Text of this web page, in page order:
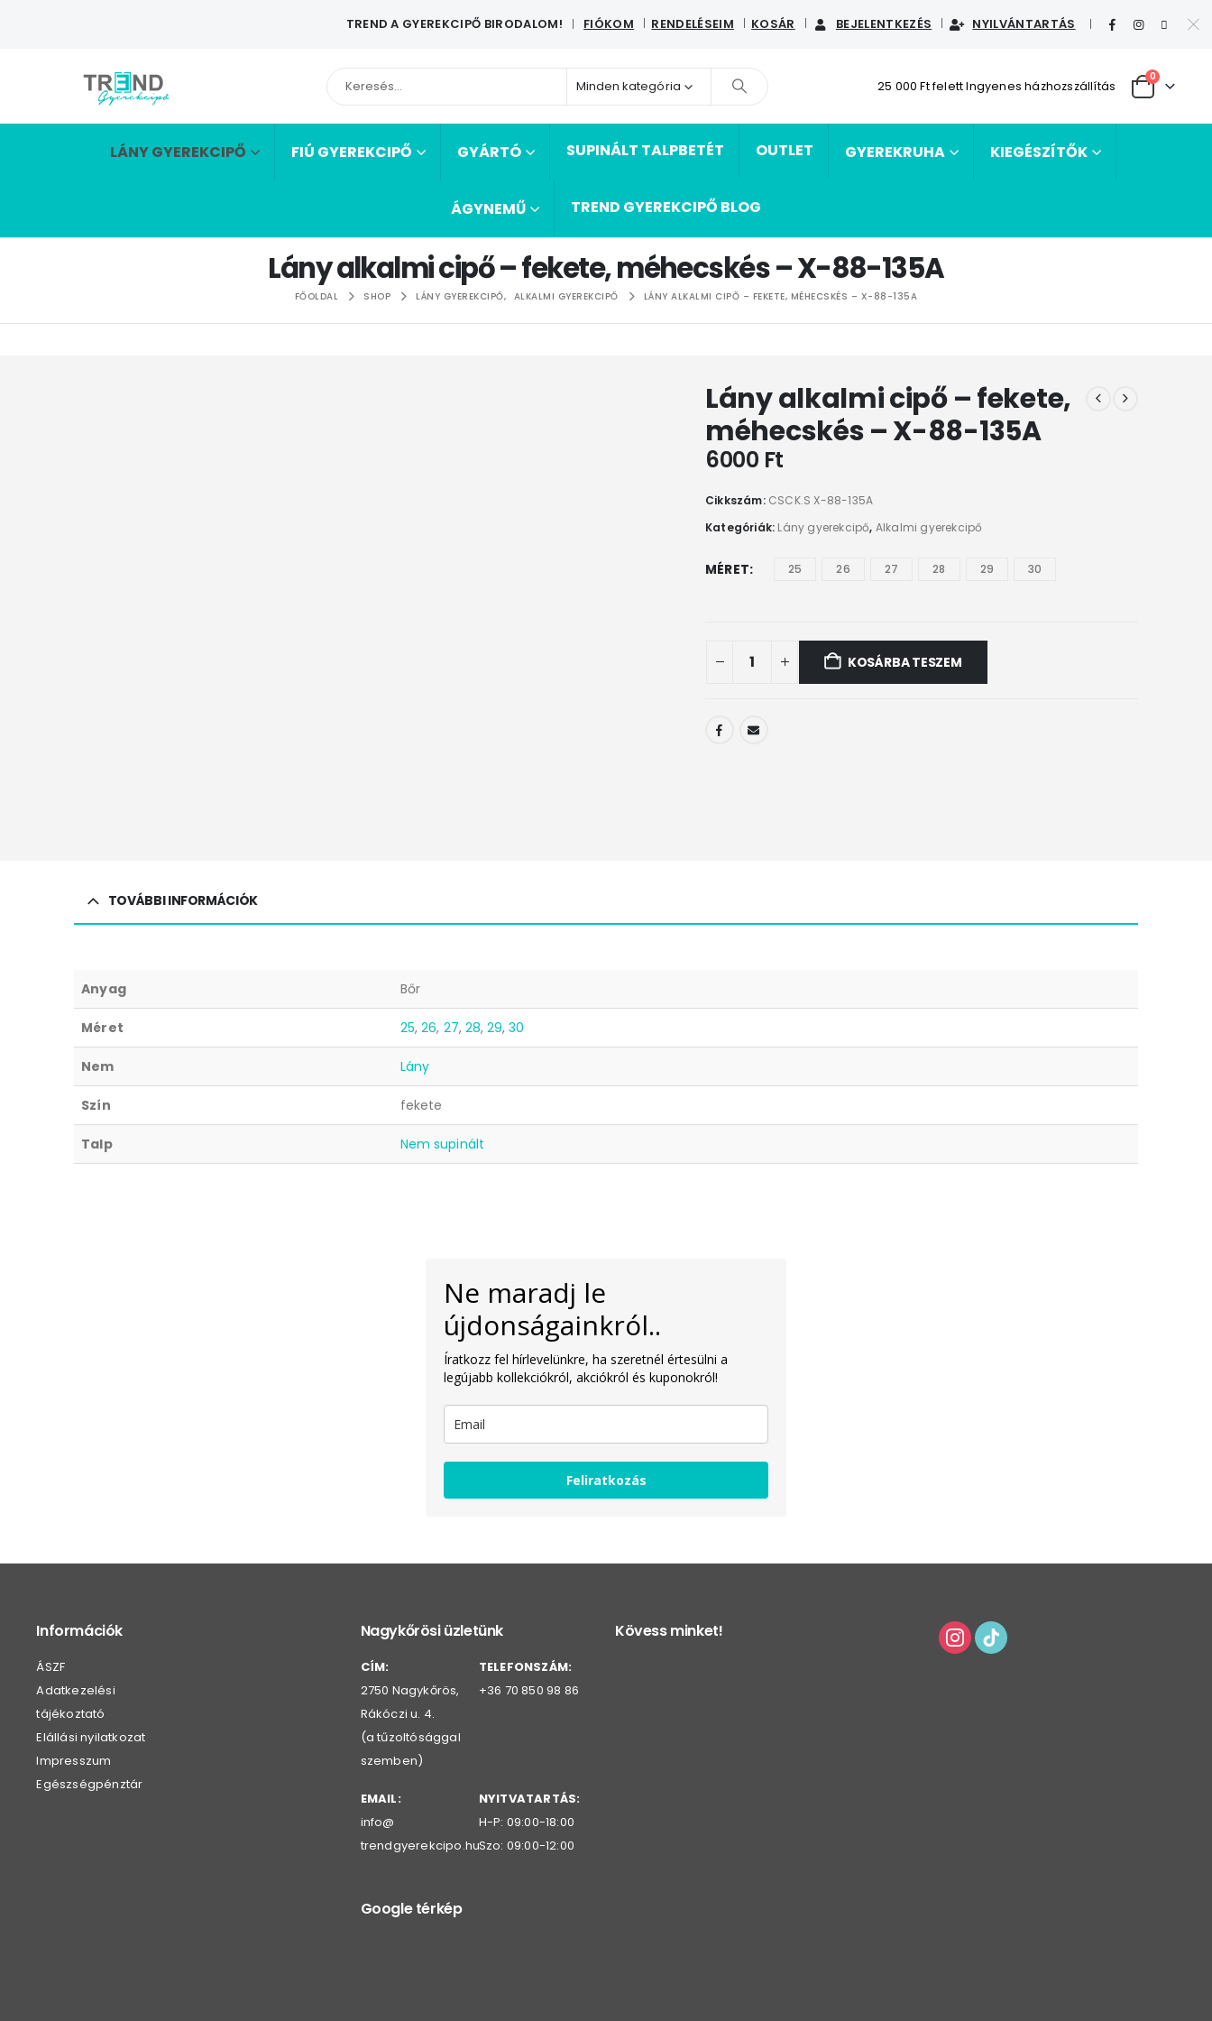
TREND A GYEREKCIPŐ BIRODALOM! | FIÓKOM RENDELÉSEIM KOSÁR BEJELENTKEZÉS NYILVÁNTARTÁS |
Minden kategória 25 000 Ft felett Ingyenes házhozszállítás
0
LÁNY GYEREKCIPŐ FIÚ GYEREKCIPŐ GYÁRTÓ SUPINÁLT TALPBETÉT OUTLET GYEREKRUHA KIEGÉSZÍTŐK
ÁGYNEMŰ TREND GYEREKCIPŐ BLOG
Lány alkalmi cipő – fekete, méhecskés – X-88-135A
FŐOLDAL SHOP LÁNY GYEREKCIPŐ, ALKALMI GYEREKCIPŐ LÁNY ALKALMI CIPŐ – FEKETE, MÉHECSKÉS – X-88-135A
Lány alkalmi cipő – fekete,
méhecskés – X-88-135A
6000 Ft
Cikkszám: CSCK.S X-88-135A
Kategóriák: Lány gyerekcipő, Alkalmi gyerekcipő
MÉRET 25 26 27 28 29 30
KOSÁRBA TESZEM
TOVÁBBI INFORMÁCIÓK
Anyag Bőr
Méret 25,26, 27, 28,29,30
Nem Lány
Szín fekete
Talp Nem supinált
Ne maradj le
újdonságainkról..
Íratkozz fel hírlevelünkre, ha szeretnél értesülni a
legújabb kollekciókról, akciókról és kuponokról!
Feliratkozás
Információk
ÁSZF
Adatkezelési
tájékoztató
Elállási nyilatkozat
Impresszum
Egészségpénztár
Nagykőrösi üzletünk
CÍM:
2750 Nagykőrös,
Rákóczi u. 4.
(a tűzoltósággal
szemben)
TELEFONSZÁM:
+36 70 850 98 86
EMAIL:
info@
trendgyerekcipo.hu
NYITVATARTÁS:
H-P: 09:00-18:00
Szo: 09:00-12:00
Google térkép
Kövess minket!